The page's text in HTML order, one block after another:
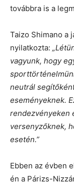
továbbra is a
Taizo Shimano a
nyilatkozta:
vagyunk, hogy
neutrál
eseményeknek.
rendezvényeken
versenyzőknek,
esetén.”
Ebben az évben
én a Párizs-